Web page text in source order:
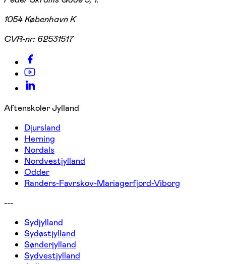
1054 København K
CVR-nr: 62531517
Aftenskoler Jylland
Djursland
Herning
Nordals
Nordvestjylland
Odder
Randers-Favrskov-Mariagerfjord-Viborg
---
Sydjylland
Sydøstjylland
Sønderjylland
Sydvestjylland